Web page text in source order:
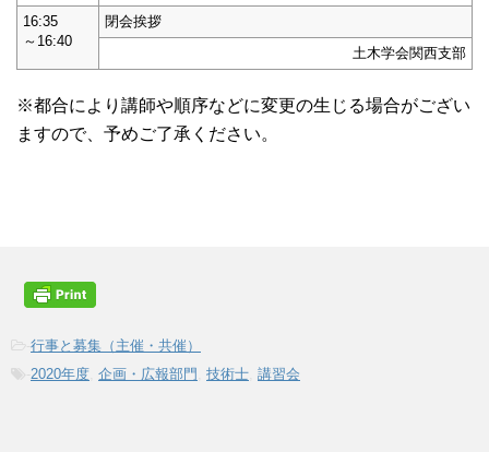
16:35
～16:40
閉会挨拶
土木学会関西支部
※都合により講師や順序などに変更の生じる場合がござい
ますので、予めご了承ください。
行事と募集（主催・共催）
2020年度 企画・広報部門 技術士 講習会